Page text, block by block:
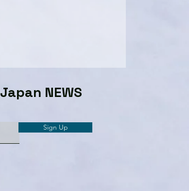
Sign Up
Japan NEWS​